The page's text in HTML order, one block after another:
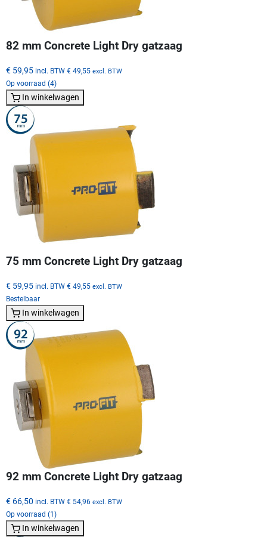
82 mm Concrete Light Dry gatzaag
€ 59,95 incl. BTW € 49,55 excl. BTW
Op voorraad (4)
In winkelwagen
75 mm Concrete Light Dry gatzaag
€ 59,95 incl. BTW € 49,55 excl. BTW
Bestelbaar
In winkelwagen
92 mm Concrete Light Dry gatzaag
€ 66,50 incl. BTW € 54,96 excl. BTW
Op voorraad (1)
In winkelwagen